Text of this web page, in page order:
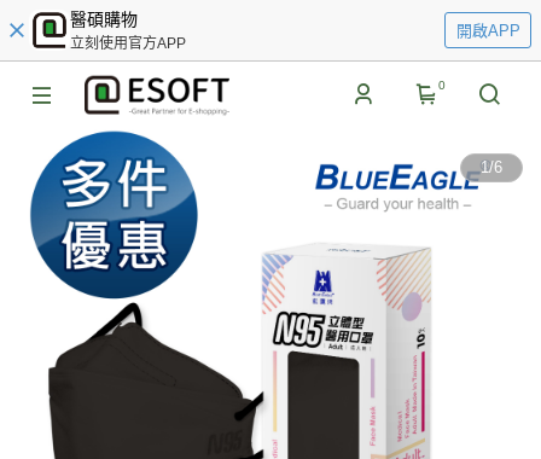
醫碩購物
立刻使用官方APP
開啟APP
0
1/6